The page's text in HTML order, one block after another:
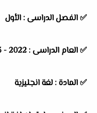
✅الفصل الدراسى : الأول
✅العام الدراسى : 2022 - 2023
✅المادة : لغة انجليزية